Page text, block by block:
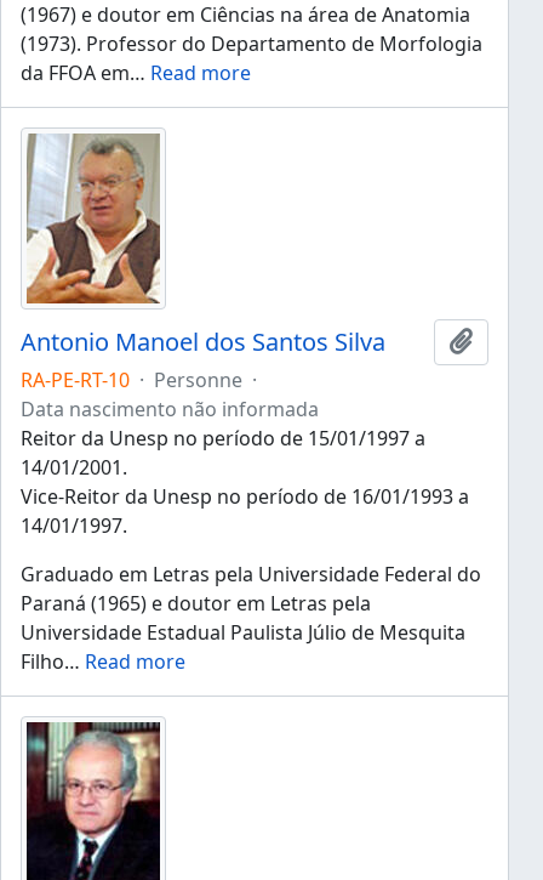
(1967) e doutor em Ciências na área de Anatomia
(1973). Professor do Departamento de Morfologia
da FFOA em… Read more
Antonio Manoel dos Santos Silva
Ajouter
RA-PE-RT-10 · Personne ·
Data nascimento não informada
Reitor da Unesp no período de 15/01/1997 a
14/01/2001.
Vice-Reitor da Unesp no período de 16/01/1993 a
14/01/1997.
Graduado em Letras pela Universidade Federal do
Paraná (1965) e doutor em Letras pela
Universidade Estadual Paulista Júlio de Mesquita
Filho… Read more